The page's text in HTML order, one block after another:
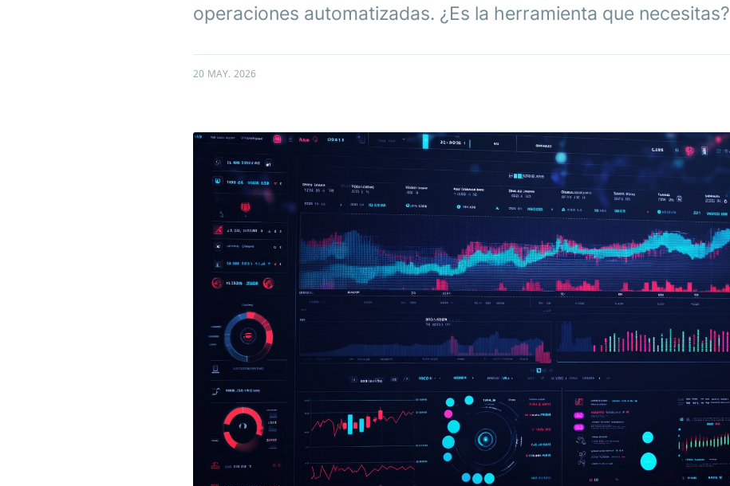
operaciones automatizadas. ¿Es la herramienta que necesitas?
20 MAY. 2026